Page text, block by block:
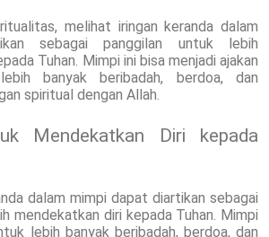
melihat iringan keranda dalam
sebagai panggilan untuk lebih
Tuhan. Mimpi ini bisa menjadi ajakan
banyak beribadah, berdoa, dan
spiritual dengan Allah.
Mendekatkan Diri kepada
dalam mimpi dapat diartikan sebagai
mendekatkan diri kepada Tuhan. Mimpi
lebih banyak beribadah, berdoa, dan